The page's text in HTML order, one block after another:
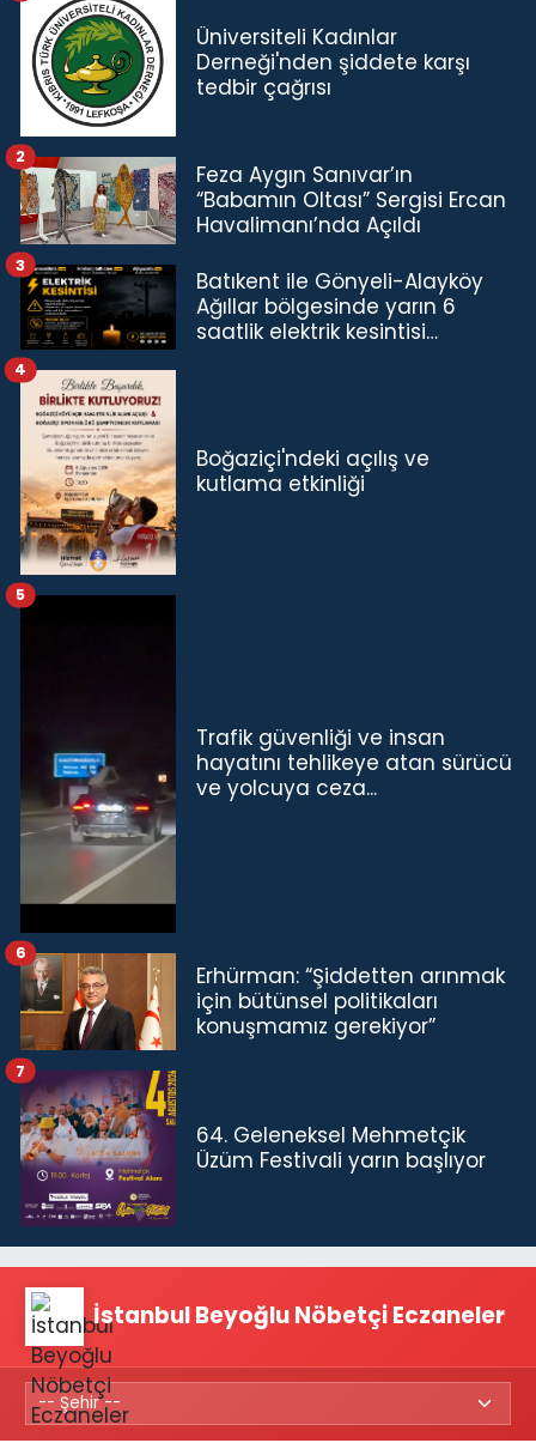
Üniversiteli Kadınlar
Derneği'nden şiddete karşı
tedbir çağrısı
Feza Aygın Sanıvar’ın
“Babamın Oltası” Sergisi Ercan
Havalimanı’nda Açıldı
2
Batıkent ile Gönyeli-Alayköy
Ağıllar bölgesinde yarın 6
saatlik elektrik kesintisi…
3
Boğaziçi'ndeki açılış ve
kutlama etkinliği
4
Trafik güvenliği ve insan
hayatını tehlikeye atan sürücü
ve yolcuya ceza...
5
Erhürman: “Şiddetten arınmak
için bütünsel politikaları
konuşmamız gerekiyor”
6
64. Geleneksel Mehmetçik
Üzüm Festivali yarın başlıyor
7
İstanbul Beyoğlu Nöbetçi Eczaneler